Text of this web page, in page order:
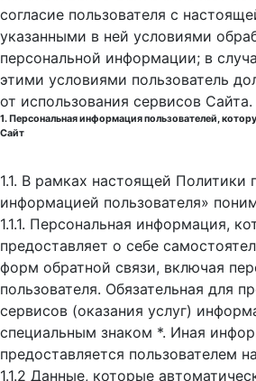
согласие пользователя с
указанными в ней условиями
персональной информации; в
этими условиями пользователь
от использования сервисов Сайта.
1. Персональная информация пользователей,
Сайт
1.1. В рамках настоящей Политики
информацией пользователя»
1.1.1. Персональная информация,
предоставляет о себе
форм обратной связи, включая
пользователя. Обязательная для
сервисов (оказания услуг)
специальным знаком *. Иная
предоставляется пользователем
1.1.2 Данные, которые